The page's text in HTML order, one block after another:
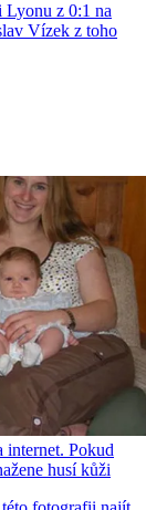
Lyonu z 0:1 na
Vízek z toho
internet. Pokud
husí kůži